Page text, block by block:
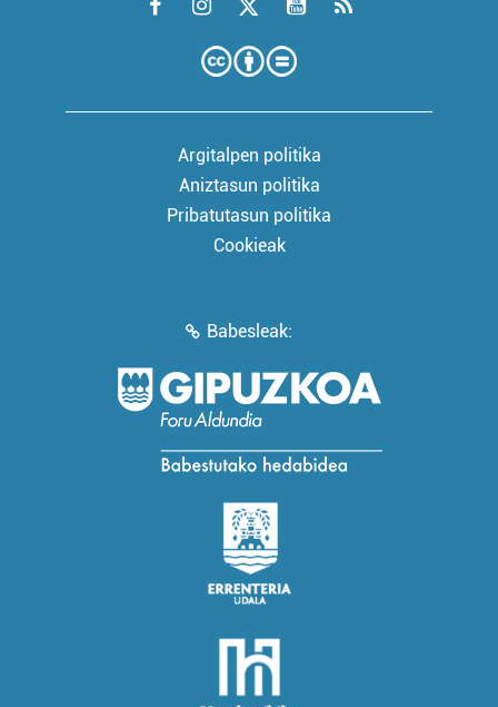
Argitalpen politika
Aniztasun politika
Pribatutasun politika
Cookieak
Babesleak: